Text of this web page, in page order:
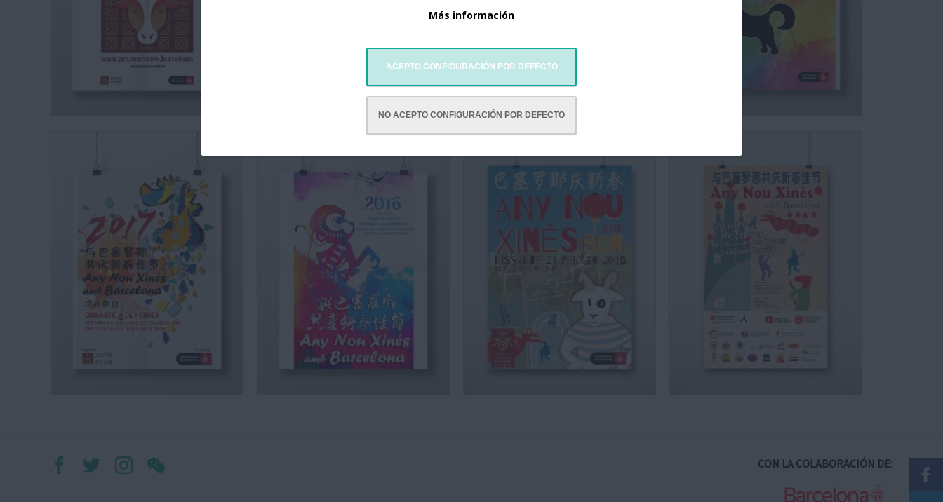
Más información
ACEPTO CONFIGURACIÓN POR DEFECTO
NO ACEPTO CONFIGURACIÓN POR DEFECTO
CON LA COLABORACIÓN DE: